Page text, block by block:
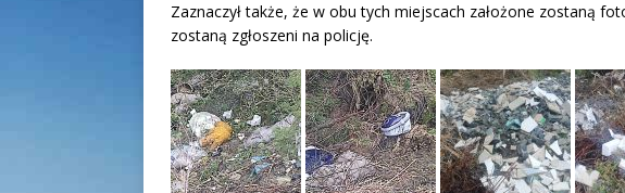
Zaznaczył także, że w obu tych miejscach założone zostaną
zostaną zgłoszeni na policję.